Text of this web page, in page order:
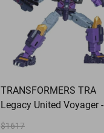
TRANSFORMERS TRA
Legacy United Voyager -
Solid 2
$1617